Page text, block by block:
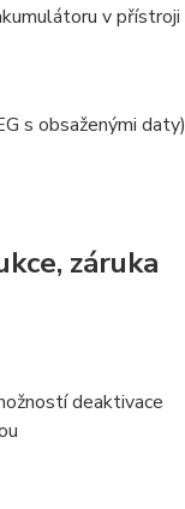
v přístroji
s obsaženými daty)
záruka
deaktivace